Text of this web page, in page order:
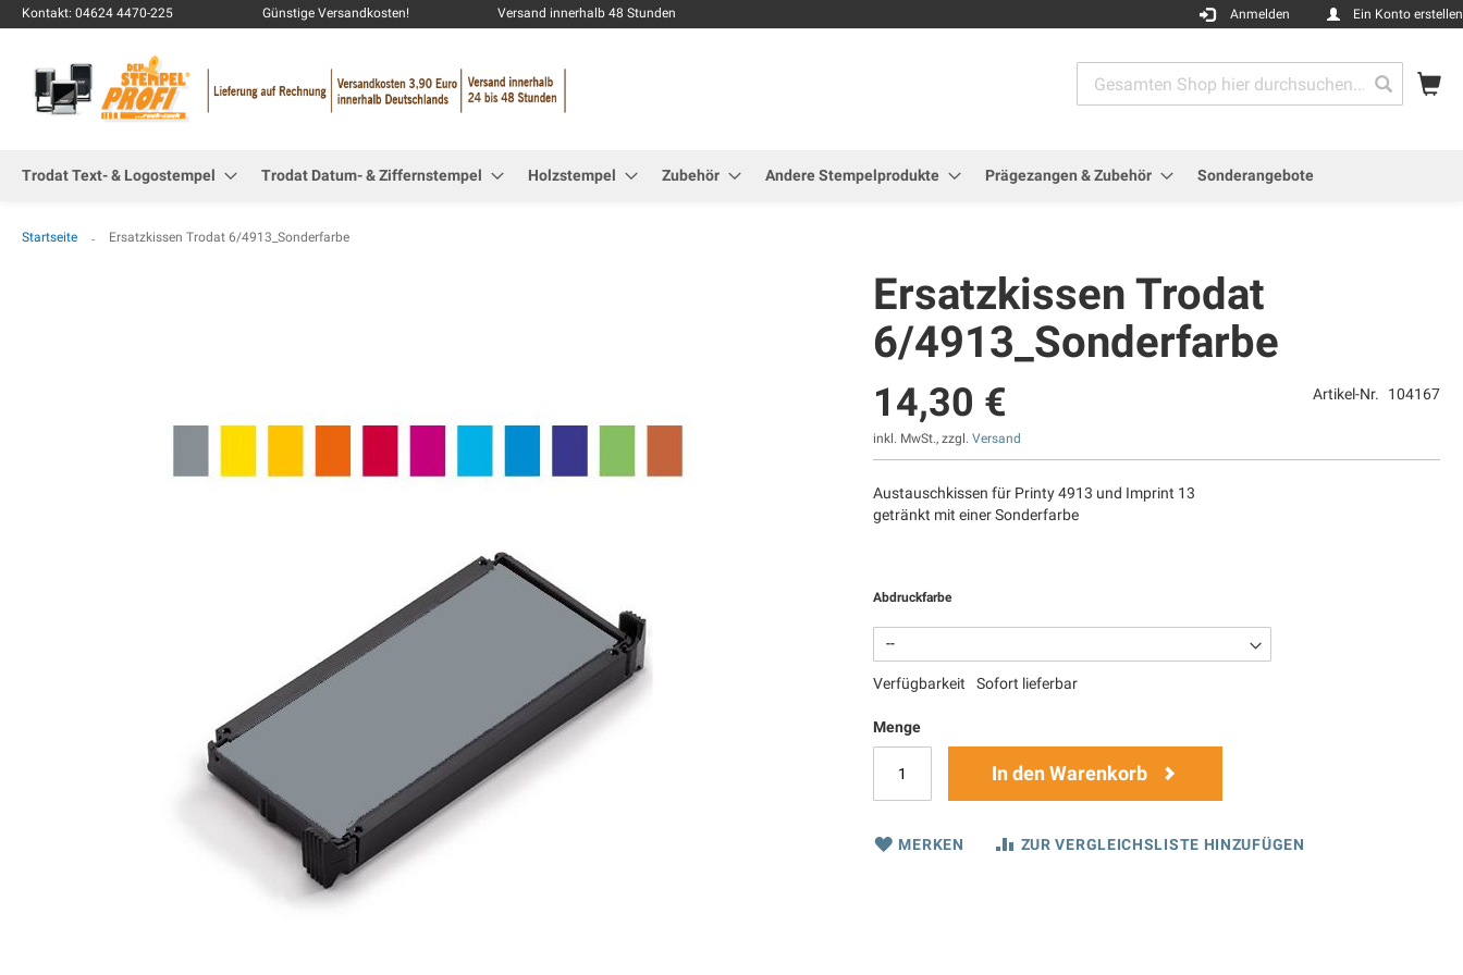
Kontakt: 04624 4470-225 Günstige Versandkosten! Versand innerhalb 48 Stunden Anmelden Ein Konto erstellen
Search
Trodat Text- & Logostempel Trodat Datum- & Ziffernstempel Holzstempel Zubehör Andere Stempelprodukte Prägezangen & Zubehör Sonderangebote
Startseite Ersatzkissen Trodat 6/4913_Sonderfarbe
Ersatzkissen Trodat
6/4913_Sonderfarbe
14,30 €
inkl. MwSt., zzgl.Versand
Artikel-Nr. 104167
Austauschkissen für Printy 4913 und Imprint 13
getränkt mit einer Sonderfarbe
Abdruckfarbe
Verfügbarkeit Sofort lieferbar
Menge
In den Warenkorb
MERKEN ZUR VERGLEICHSLISTE HINZUFÜGEN